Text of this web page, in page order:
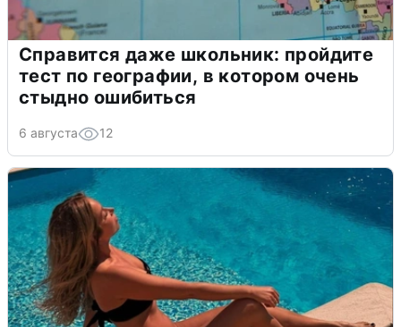
Справится даже школьник: пройдите
тест по географии, в котором очень
стыдно ошибиться
6 августа 12